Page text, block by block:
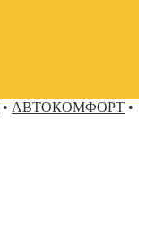
• АВТОКОМФОРТ •